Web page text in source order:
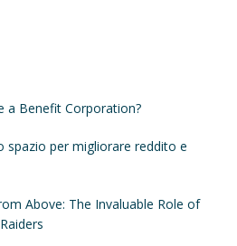
a Benefit Corporation?
spazio per migliorare reddito e
Above: The Invaluable Role of